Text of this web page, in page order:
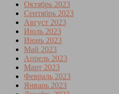
Октябрь 2023
Сентябрь 2023
Август 2023
Июль 2023
Июнь 2023
Май 2023
Апрель 2023
Март 2023
Февраль 2023
Январь 2023